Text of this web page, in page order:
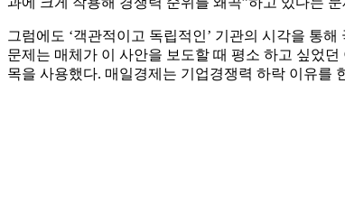
그럼에도 ‘객관적이고 독립적인’ 기관의 시각을 통
문제는 매체가 이 사안을 보도할 때 평소 하고 싶었
목을 사용했다. 매일경제는 기업경쟁력 하락 이유를